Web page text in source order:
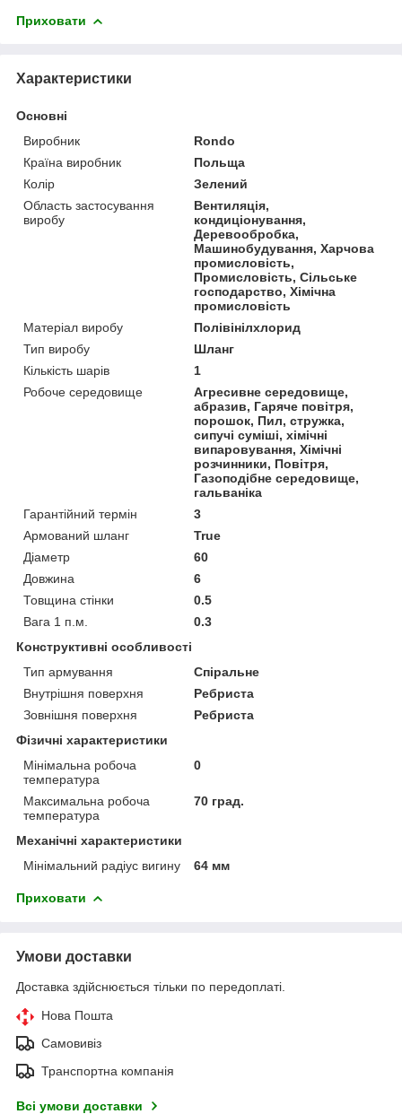
Приховати
Характеристики
Основні
Виробник
Rondo
Країна виробник
Польща
Колір
Зелений
Область застосування
виробу
Вентиляція,
кондиціонування,
Деревообробка,
Машинобудування, Харчова
промисловість,
Промисловість, Сільське
господарство, Хімічна
промисловість
Матеріал виробу
Полівінілхлорид
Тип виробу
Шланг
Кількість шарів
1
Робоче середовище
Агресивне середовище,
абразив, Гаряче повітря,
порошок, Пил, стружка,
сипучі суміші, хімічні
випаровування, Хімічні
розчинники, Повітря,
Газоподібне середовище,
гальваніка
Гарантійний термін
3
Армований шланг
True
Діаметр
60
Довжина
6
Товщина стінки
0.5
Вага 1 п.м.
0.3
Конструктивні особливості
Тип армування
Спіральне
Внутрішня поверхня
Ребриста
Зовнішня поверхня
Ребриста
Фізичні характеристики
Мінімальна робоча
температура
0
Максимальна робоча
температура
70 град.
Механічні характеристики
Мінімальний радіус вигину
64 мм
Приховати
Умови доставки
Доставка здійснюється тільки по передоплаті.
Нова Пошта
Самовивіз
Транспортна компанія
Всі умови доставки